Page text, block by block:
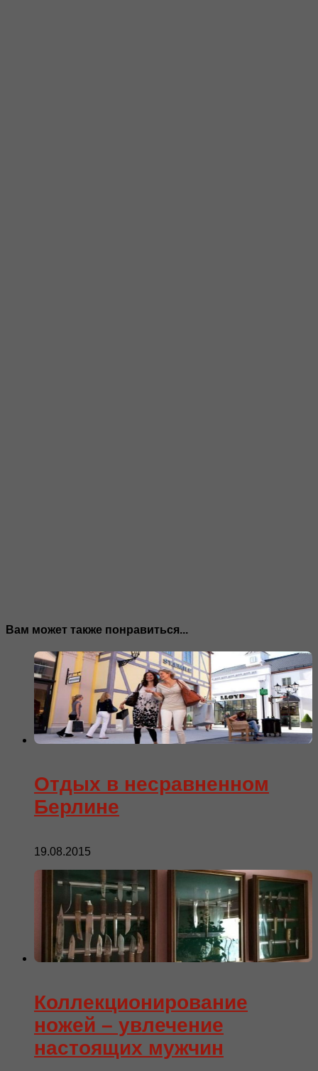
Вам может также понравиться...
Отдых в несравненном
Берлине
19.08.2015
Коллекционирование
ножей – увлечение
настоящих мужчин